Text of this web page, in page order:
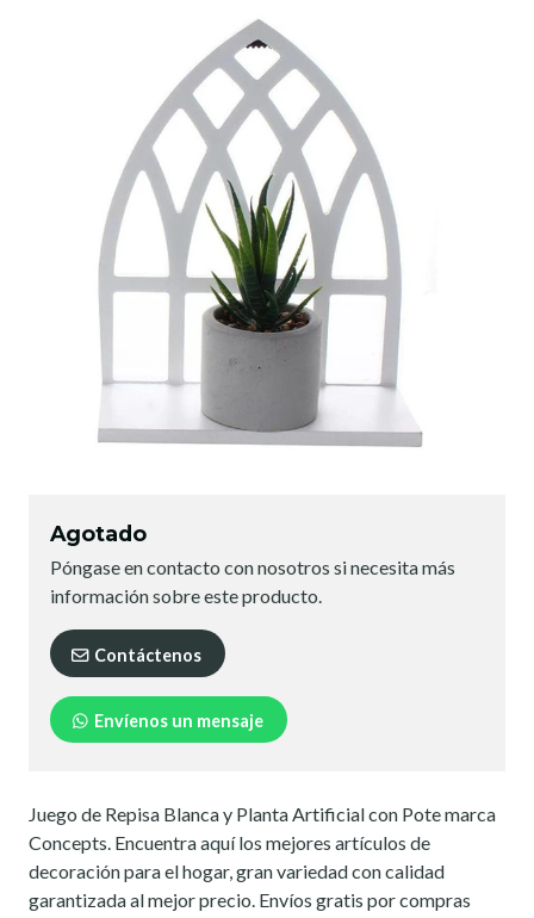
Agotado
Póngase en contacto con nosotros si necesita más
información sobre este producto.
Contáctenos
Envíenos un mensaje
Juego de Repisa Blanca y Planta Artificial con Pote marca
Concepts. Encuentra aquí los mejores artículos de
decoración para el hogar, gran variedad con calidad
garantizada al mejor precio. Envíos gratis por compras